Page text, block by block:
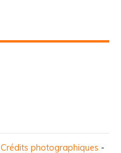
Crédits photographiques -